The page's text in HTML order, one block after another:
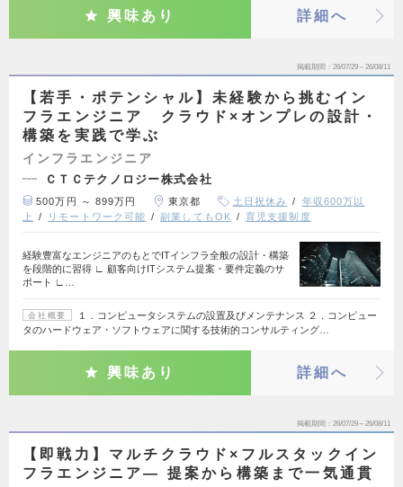
興味あり 詳細へ
掲載期間 26/07/29～26/08/11
【若手・ポテンシャル】未経験から挑むイン
フラエンジニア クラウド×オンプレの設計・
構築を実践で学ぶ
インフラエンジニア
ＣＴＣテクノロジー株式会社
500万円 ～ 899万円 東京都 土日祝休み
年収600万以
上
リモートワーク可能 副業してもOK 育児支援制度
経験豊富なエンジニアのもとでITインフラ全般の設計・構築
を段階的に習得 ∟ 顧客向けITシステム提案・要件定義のサ
ポート ∟…
会社概要
１．コンピュータシステムの設置及びメンテナンス ２．コンピュー
タのハードウェア・ソフトウェアに関する技術的コンサルティング…
興味あり 詳細へ
掲載期間 26/07/29～26/08/11
【即戦力】マルチクラウド×フルスタックイン
フラエンジニア― 提案から構築まで一気通貫